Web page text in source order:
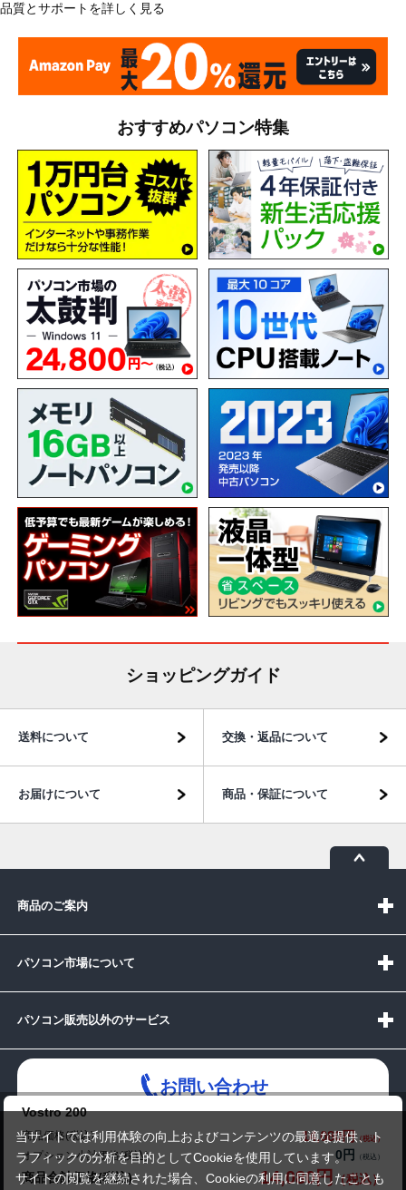
Vostro 200
商品価格(税込) 14,080円
オプション小計価格(税込)
0円
商品合計価格(税込)
14,080円
品質とサポートを詳しく見る
おすすめパソコン特集
ショッピングガイド
送料について 交換・返品について
お届けについて 商品・保証について
商品のご案内
パソコン市場について
パソコン販売以外のサービス
お問い合わせ
受付時間：10:00~19:00(休業:日曜日)
当サイトでは利用体験の向上およびコンテンツの最適な提供、ト
ラフィックの分析を目的としてCookieを使用しています。
サイトの閲覧を継続された場合、Cookieの利用に同意したことも